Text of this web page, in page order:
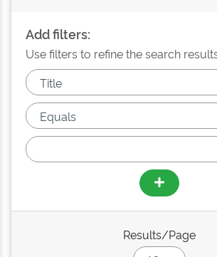
Add filters:
Use filters to refine the search
Results/Page